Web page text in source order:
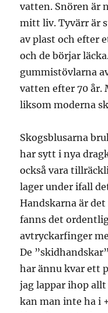
vatten. Snören är
mitt liv. Tyvärr är
av plast och efter
och de börjar
gummistövlarna
vatten efter 70 år.
liksom moderna
Skogsblusarna
har sytt i nya
också vara
lager under ifall
Handskarna är
fanns det
avtryckarfinger
De
har ännu kvar ett
jag lappar ihop
kan man inte ha i